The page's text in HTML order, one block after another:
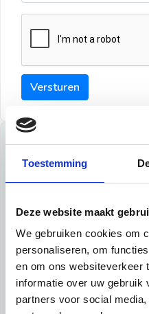
Toestemming
Deze website maakt
We gebruiken cookies om
personaliseren, om
en om ons websiteverkeer
informatie over uw gebruik
partners voor social
Versturen
Tips
Tip 1:
Schrijf een duidelijke
informatie mee:
Ben je student,